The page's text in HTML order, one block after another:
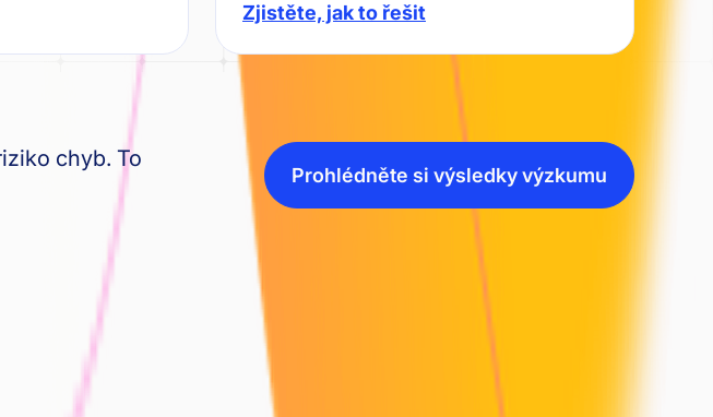
Zjistěte, jak to řešit
chyb. To
Prohlédněte si výsledky výzkumu